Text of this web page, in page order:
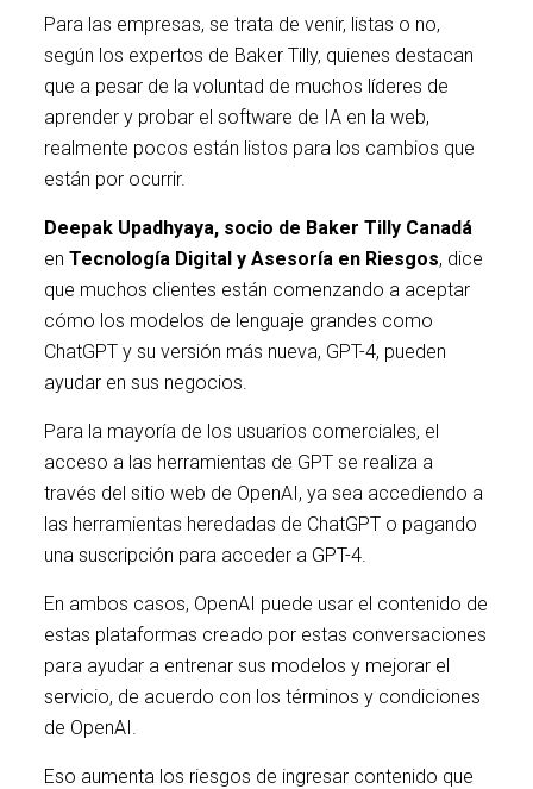
Para las empresas, se trata de venir, listas o no,
según los expertos de Baker Tilly, quienes destacan
que a pesar de la voluntad de muchos líderes de
aprender y probar el software de IA en la web,
realmente pocos están listos para los cambios que
están por ocurrir.
Deepak Upadhyaya, socio de Baker TillyCanadá
en Tecnología Digital y Asesoría en Riesgos, dice
que muchos clientes están comenzando a aceptar
cómo los modelos de lenguaje grandes como
ChatGPT y su versión más nueva, GPT-4, pueden
ayudar en sus negocios.
Para la mayoría de los usuarios comerciales, el
acceso a las herramientas de GPT se realiza a
través del sitio web de OpenAI, ya sea accediendo a
las herramientas heredadas de ChatGPT o pagando
una suscripción para acceder a GPT-4.
En ambos casos, OpenAI puede usar el contenido de
estas plataformas creado por estas conversaciones
para ayudar a entrenar sus modelos y mejorar el
servicio, de acuerdo con los términos y condiciones
de OpenAI.
Eso aumenta los riesgos de ingresar contenido que